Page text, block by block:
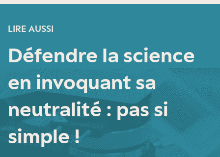
LIRE AUSSI
Défendre la science
en invoquant sa
neutralité : pas si
simple !